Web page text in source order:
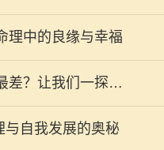
理中的良缘与幸福
差？让我们一探究
与自我发展的奥秘